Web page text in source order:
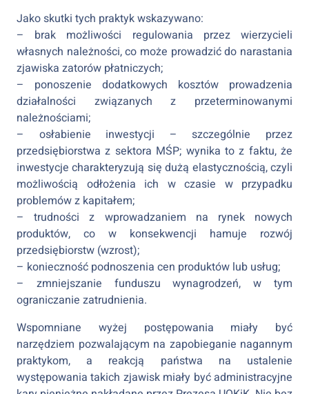
Jako skutki tych praktyk wskazywano:
– brak możliwości regulowania przez wierzycieli
własnych należności, co może prowadzić do narastania
zjawiska zatorów płatniczych;
– ponoszenie dodatkowych kosztów prowadzenia
działalności związanych z przeterminowanymi
należnościami;
– osłabienie inwestycji – szczególnie przez
przedsiębiorstwa z sektora MŚP; wynika to z faktu, że
inwestycje charakteryzują się dużą elastycznością, czyli
możliwością odłożenia ich w czasie w przypadku
problemów z kapitałem;
– trudności z wprowadzaniem na rynek nowych
produktów, co w konsekwencji hamuje rozwój
przedsiębiorstw (wzrost);
– konieczność podnoszenia cen produktów lub usług;
– zmniejszanie funduszu wynagrodzeń, w tym
ograniczanie zatrudnienia.
Wspomniane wyżej postępowania miały być
narzędziem pozwalającym na zapobieganie nagannym
praktykom, a reakcją państwa na ustalenie
występowania takich zjawisk miały być administracyjne